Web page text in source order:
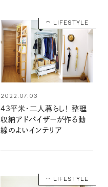
LIFESTYLE
2022.07.03
43平米・二人暮らし！ 整理
収納アドバイザーが作る動
線のよいインテリア
LIFESTYLE